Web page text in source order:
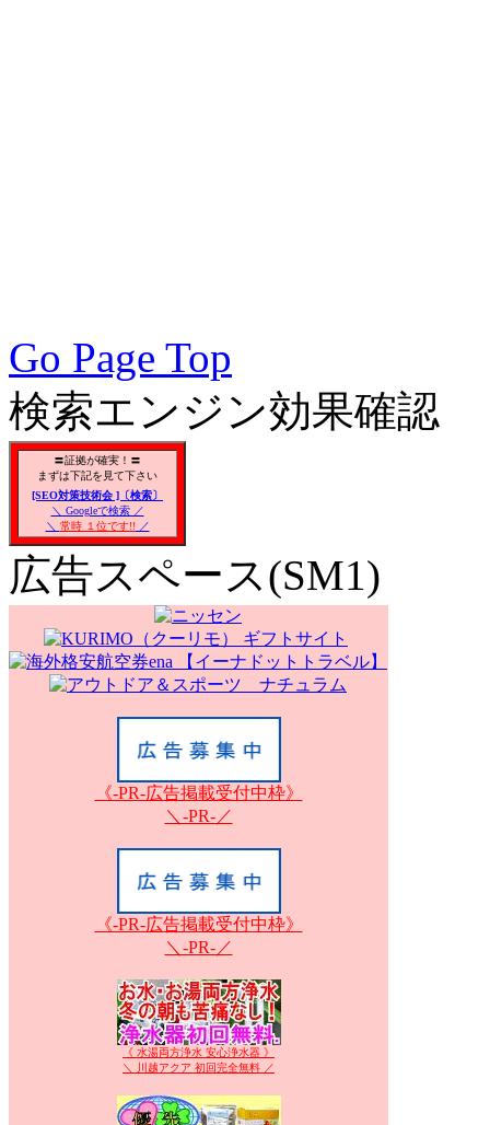
Go Page Top
検索エンジン効果確認
〓証拠が確実！〓
まずは下記を見て下さい
[SEO対策技術会 ]〔検索〕
＼ Googleで検索 ／
＼ 常時 １位です!!／
広告スペース(SM1)
《-PR-広告掲載受付中枠》
＼-PR-／
《-PR-広告掲載受付中枠》
＼-PR-／
《 水湯両方浄水 安心浄水器 》
＼ 川越アクア 初回完全無料 ／